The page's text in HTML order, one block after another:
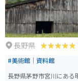
長野県
#美術館｜資料館
長野県茅野市宮川にあ